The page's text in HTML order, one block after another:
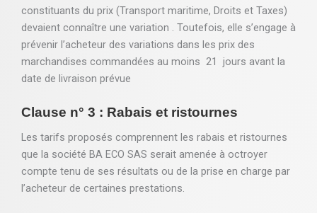
constituants du prix (Transport maritime, Droits et Taxes)
devaient connaître une variation . Toutefois, elle s’engage à
prévenir l’acheteur des variations dans les prix des
marchandises commandées au moins 21 jours avant la
date de livraison prévue
Clause n° 3 : Rabais et ristournes
Les tarifs proposés comprennent les rabais et ristournes
que la société BA ECO SAS serait amenée à octroyer
compte tenu de ses résultats ou de la prise en charge par
l’acheteur de certaines prestations.